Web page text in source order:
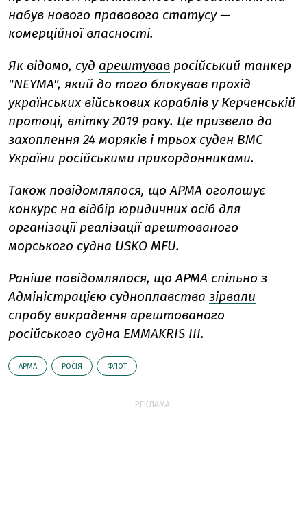
набув нового правового статусу —
комерційної власності.
Як відомо, суд арештував російський танкер
"NEYMA", який до того блокував прохід
українських військових кораблів у Керченській
протоці, влітку 2019 року. Це призвело до
захоплення 24 моряків і трьох суден ВМС
України російськими прикордонниками.
Також повідомлялося, що АРМА оголошує
конкурс на відбір юридичних осіб для
організації реалізації арештованого
морського судна USKO MFU.
Раніше повідомлялося, що АРМА спільно з
Адміністрацією судноплавства зірвали
спробу викрадення арештованого
російського судна EMMAKRIS III.
АРМА РОСІЯ ФЛОТ
РЕКЛАМА: